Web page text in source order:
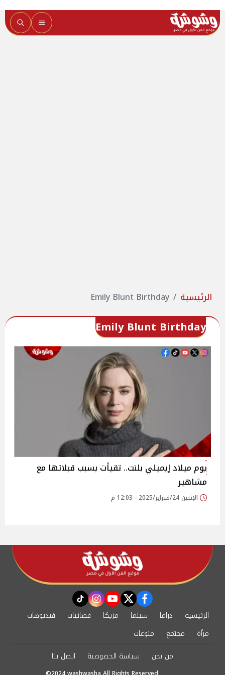
الرئيسية Emily Blunt Birthday
Emily Blunt Birthday
يوم ميلاد إيميلي بلنت.. تقيأت بسبب قبلاتها مع
مشاهير
الإثنين 24/فبراير/2025 - 12:03 م
facebook
twitter
youtube
instagram
tiktok
الرئيسية دراما سينما مزيكا فضائيات
فيديوهات
مرأة
مجتمع
منوعات
من نحن
سياسة الخصوصية اتصل بنا